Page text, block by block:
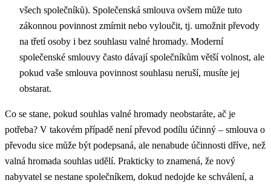
všech společníků). Společenská smlouva ovšem může tuto
zákonnou povinnost zmírnit nebo vyloučit, tj. umožnit převody
na třetí osoby i bez souhlasu valné hromady. Moderní
společenské smlouvy často dávají společníkům větší volnost, ale
pokud vaše smlouva povinnost souhlasu neruší, musíte jej
obstarat.
Co se stane, pokud souhlas valné hromady neobstaráte, ač je
potřeba? V takovém případě není převod podílu účinný – smlouva o
převodu sice může být podepsaná, ale nenabude účinnosti dříve, než
valná hromada souhlas udělí. Prakticky to znamená, že nový
nabyvatel se nestane společníkem, dokud nedojde ke schválení, a